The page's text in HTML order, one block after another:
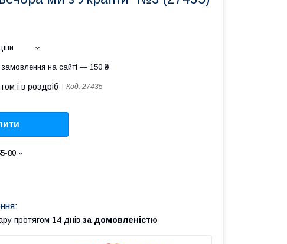
на сайті — 150 ₴
і в роздріб Код: 27435
80
протягом 14 днів за домовленістю